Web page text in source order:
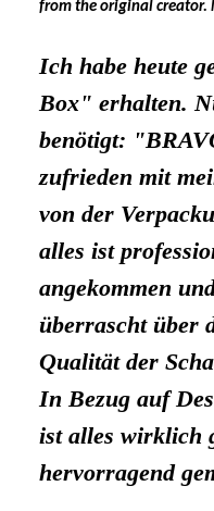
from the original creator.
Ich habe heute
Box" erhalten.
benötigt:
zufrieden mit
von der
alles ist
angekommen
überrascht über
Qualität der
In Bezug auf
ist alles wirklich
hervorragend